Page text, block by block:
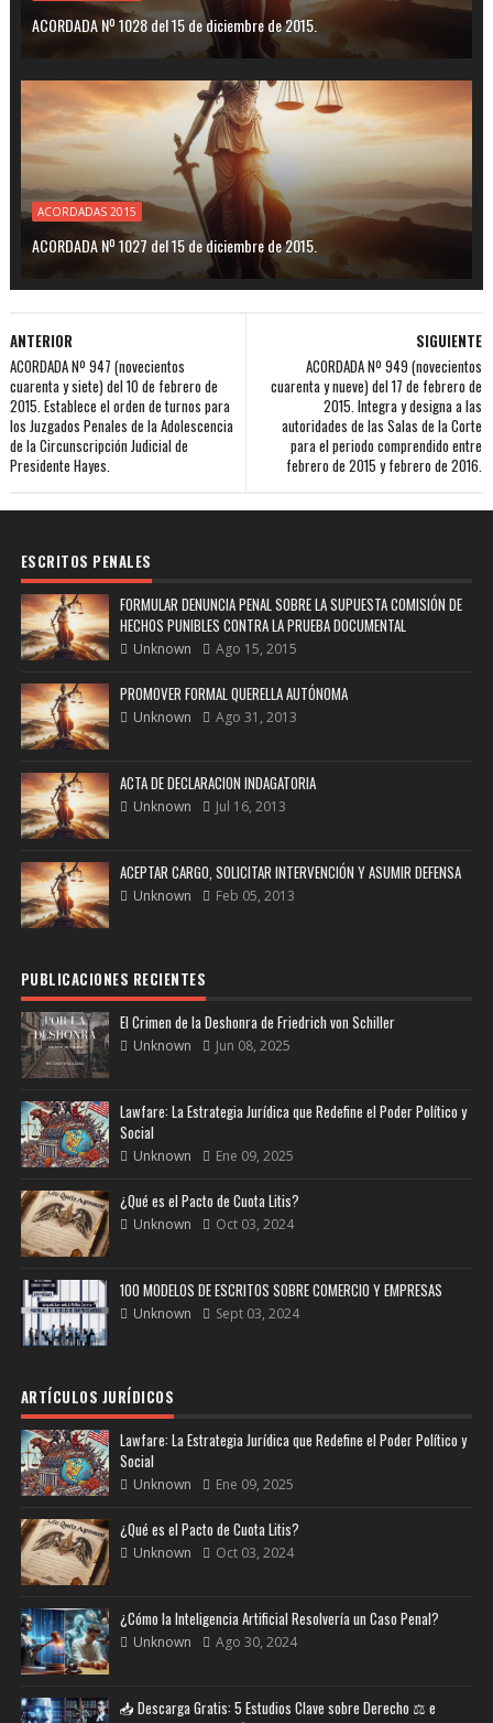
ACORDADA Nº 1028 del 15 de diciembre de 2015.
ACORDADAS 2015
ACORDADA Nº 1027 del 15 de diciembre de 2015.
SIGUIENTE
ACORDADA Nº 949 (novecientos
cuarenta y nueve) del 17 de febrero de
2015. Integra y designa a las
autoridades de las Salas de la Corte
para el periodo comprendido entre
febrero de 2015 y febrero de 2016.
ANTERIOR
ACORDADA Nº 947 (novecientos
cuarenta y siete) del 10 de febrero de
2015. Establece el orden de turnos para
los Juzgados Penales de la Adolescencia
de la Circunscripción Judicial de
Presidente Hayes.
ESCRITOS PENALES
FORMULAR DENUNCIA PENAL SOBRE LA SUPUESTA COMISIÓN DE
HECHOS PUNIBLES CONTRA LA PRUEBA DOCUMENTAL
Unknown Ago 15, 2015
PROMOVER FORMAL QUERELLA AUTÓNOMA
Unknown Ago 31, 2013
ACTA DE DECLARACION INDAGATORIA
Unknown Jul 16, 2013
ACEPTAR CARGO, SOLICITAR INTERVENCIÓN Y ASUMIR DEFENSA
Unknown Feb 05, 2013
PUBLICACIONES RECIENTES
El Crimen de la Deshonra de Friedrich von Schiller
Unknown Jun 08, 2025
Lawfare: La Estrategia Jurídica que Redefine el Poder Político y
Social
Unknown Ene 09, 2025
¿Qué es el Pacto de Cuota Litis?
Unknown Oct 03, 2024
100 MODELOS DE ESCRITOS SOBRE COMERCIO Y EMPRESAS
Unknown Sept 03, 2024
ARTÍCULOS JURÍDICOS
Lawfare: La Estrategia Jurídica que Redefine el Poder Político y
Social
Unknown Ene 09, 2025
¿Qué es el Pacto de Cuota Litis?
Unknown Oct 03, 2024
¿Cómo la Inteligencia Artificial Resolvería un Caso Penal?
Unknown Ago 30, 2024
📥 Descarga Gratis: 5 Estudios Clave sobre Derecho ⚖️ e